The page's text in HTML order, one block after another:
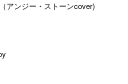
アンジー・ストーンcover)